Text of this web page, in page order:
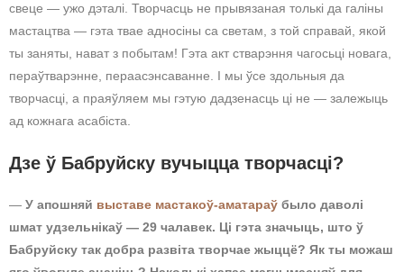
свеце — ужо дэталі. Творчасць не прывязаная толькі да галіны
мастацтва — гэта твае адносіны са светам, з той справай, якой
ты заняты, нават з побытам! Гэта акт стварэння чагосьці новага,
пераўтварэнне, пераасэнсаванне. І мы ўсе здольныя да
творчасці, а праяўляем мы гэтую дадзенасць ці не — залежыць
ад кожнага асабіста.
Дзе ў Бабруйску вучыцца творчасці?
— У апошняй выставе мастакоў-аматараў было даволі
шмат удзельнікаў — 29 чалавек. Ці гэта значыць, што ў
Бабруйску так добра развіта творчае жыццё? Як ты можаш